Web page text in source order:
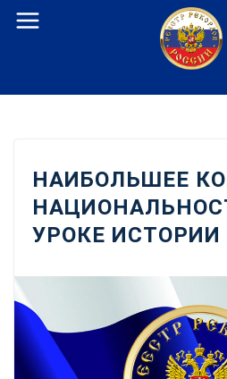
Перейти
НАИБОЛЬШЕЕ
УРОКЕ ИСТОРИИ